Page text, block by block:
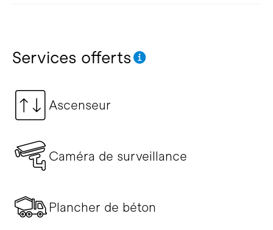
Services offerts
Ascenseur
Caméra de surveillance
Plancher de béton